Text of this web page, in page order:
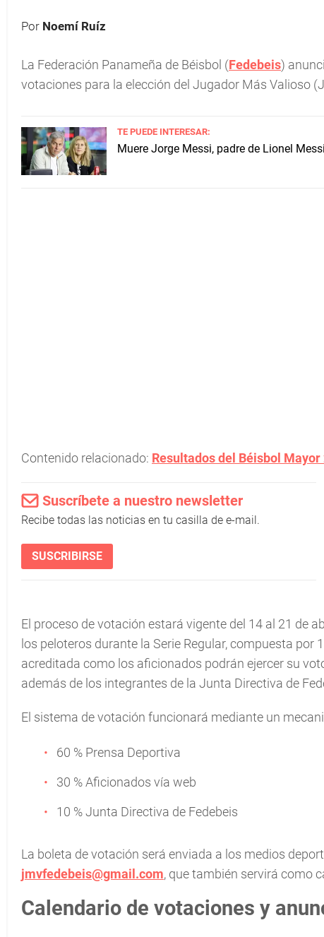
Por Noemí Ruíz
La Federación Panameña de Béisbol (Fedebeis)
votaciones para la elección del Jugador Más Valioso
TE PUEDE INTERESAR:
Muere Jorge Messi, padre de Lionel
Contenido relacionado: Resultados del Béisbol Mayor
Suscríbete a nuestro newsletter
Recibe todas las noticias en tu casilla de e-mail.
SUSCRIBIRSE
El proceso de votación estará vigente del 14 al 21 de
los peloteros durante la Serie Regular, compuesta
acreditada como los aficionados podrán ejercer su
además de los integrantes de la Junta Directiva de
El sistema de votación funcionará mediante un
60 % Prensa Deportiva
30 % Aficionados vía web
10 % Junta Directiva de Fedebeis
La boleta de votación será enviada a los medios
jmvfedebeis@gmail.com, que también servirá como
Calendario de votaciones y